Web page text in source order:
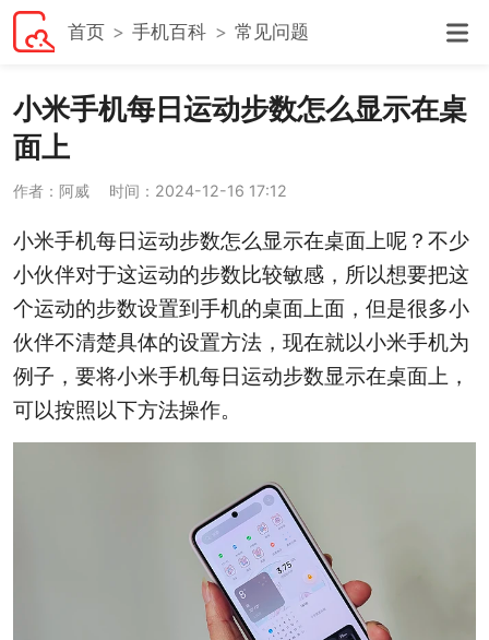
首页 手机百科 常见问题
小米手机每日运动步数怎么显示在桌
面上
作者：阿威 时间：2024-12-16 17:12
小米手机每日运动步数怎么显示在桌面上呢？不少
小伙伴对于这运动的步数比较敏感，所以想要把这
个运动的步数设置到手机的桌面上面，但是很多小
伙伴不清楚具体的设置方法，现在就以小米手机为
例子，要将小米手机每日运动步数显示在桌面上，
可以按照以下方法操作。